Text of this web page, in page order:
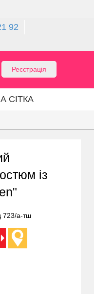
92
Реєстрація
СІТКА
із
723/а-тш